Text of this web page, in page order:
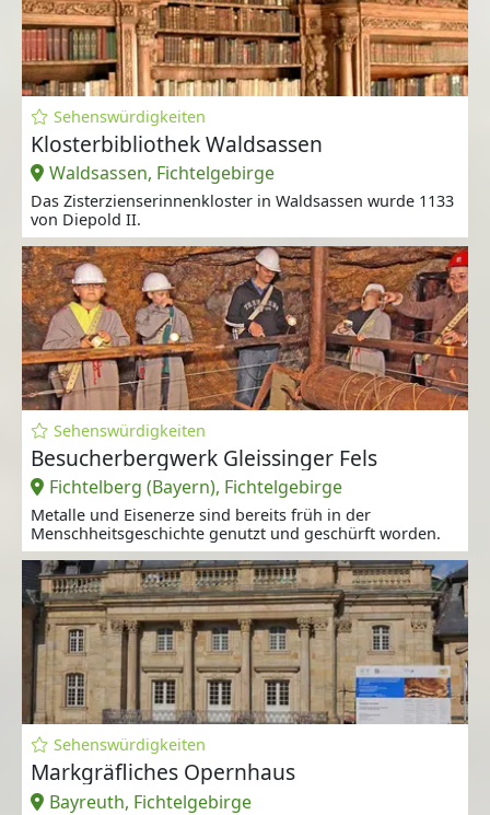
Sehenswürdigkeiten
Klosterbibliothek Waldsassen
Waldsassen, Fichtelgebirge
Das Zisterzienserinnenkloster in Waldsassen wurde 1133
von Diepold II.
Sehenswürdigkeiten
Besucherbergwerk Gleissinger Fels
Fichtelberg (Bayern), Fichtelgebirge
Metalle und Eisenerze sind bereits früh in der
Menschheitsgeschichte genutzt und geschürft worden.
Sehenswürdigkeiten
Markgräfliches Opernhaus
Bayreuth, Fichtelgebirge